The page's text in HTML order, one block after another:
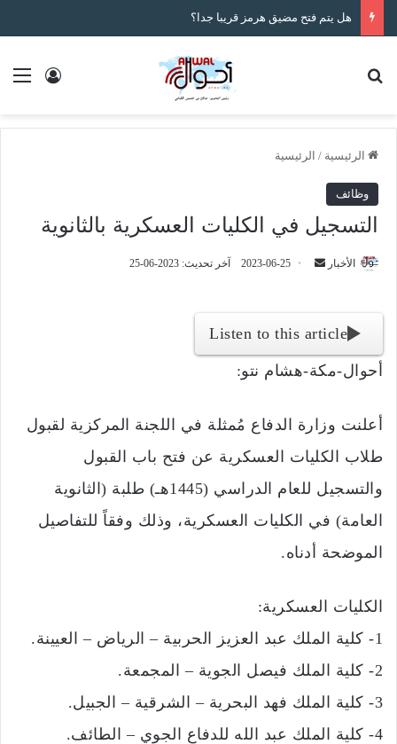
هل يتم فتح مضيق هرمز قريبا جدا؟
تسجيل
الرئيسية / الرئيسية
وظائف
التسجيل في الكليات العسكرية بالثانوية
الأخبار
ر
ا
إ
ك
ر
و
ي
2023-06-25 آخر تحديث: 2023-06-25
Listen to this article
أحوال-مكة-هشام نتو:
أعلنت وزارة الدفاع مُمثلة في اللجنة المركزية لقبول
طلاب الكليات العسكرية عن فتح باب القبول
والتسجيل للعام الدراسي (1445هـ) طلبة (الثانوية
العامة) في الكليات العسكرية، وذلك وفقاً للتفاصيل
الموضحة أدناه.
الكليات العسكرية:
1- كلية الملك عبد العزيز الحربية – الرياض – العيينة.
2- كلية الملك فيصل الجوية – المجمعة.
3- كلية الملك فهد البحرية – الشرقية – الجبيل.
4- كلية الملك عبد الله للدفاع الجوي – الطائف.